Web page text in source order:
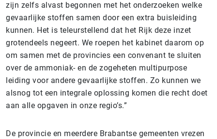
zijn zelfs alvast begonnen met het onderzoeken welke
gevaarlijke stoffen samen door een extra buisleiding
kunnen. Het is teleurstellend dat het Rijk deze inzet
grotendeels negeert. We roepen het kabinet daarom op
om samen met de provincies een convenant te sluiten
over de ammoniak- en de zogeheten multipurpose
leiding voor andere gevaarlijke stoffen. Zo kunnen we
alsnog tot een integrale oplossing komen die recht doet
aan alle opgaven in onze regio’s.”
De provincie en meerdere Brabantse gemeenten vrezen